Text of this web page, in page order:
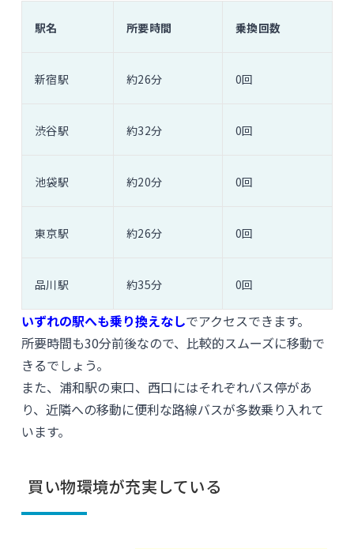
駅名 所要時間 乗換回数
新宿駅 約26分 0回
渋谷駅 約32分 0回
池袋駅 約20分 0回
東京駅 約26分 0回
品川駅 約35分 0回
いずれの駅へも乗り換えなしでアクセスできます。
所要時間も30分前後なので、比較的スムーズに移動で
きるでしょう。
また、浦和駅の東口、西口にはそれぞれバス停があ
り、近隣への移動に便利な路線バスが多数乗り入れて
います。
買い物環境が充実している